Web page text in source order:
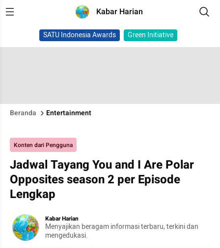
Kabar Harian
SATU Indonesia Awards Green Initiative
Beranda Entertainment
Konten dari Pengguna
Jadwal Tayang You and I Are Polar
Opposites season 2 per Episode
Lengkap
Kabar Harian
Menyajikan beragam informasi terbaru, terkini dan
mengedukasi.